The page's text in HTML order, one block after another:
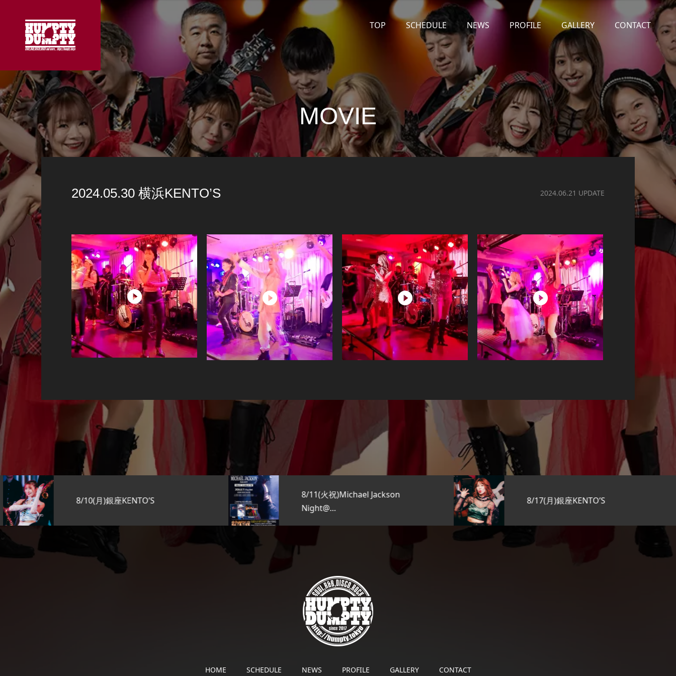
TOP SCHEDULE NEWS PROFILE GALLERY CONTACT
MOVIE
2024.05.30 横浜KENTO’S 2024.06.21 UPDATE
8/10(月)銀座KENTO’S
8/11(火祝)Michael Jackson
Night@…
8/17(月)銀座KENTO’S
HOME SCHEDULE NEWS PROFILE GALLERY CONTACT